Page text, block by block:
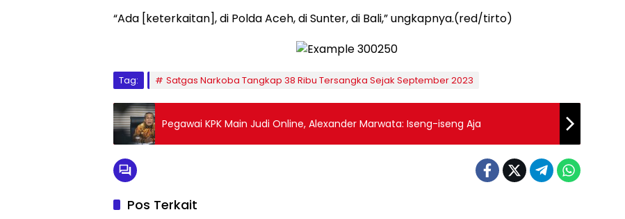
“Ada [keterkaitan], di Polda Aceh, di Sunter, di Bali,” ungkapnya.(red/tirto)
Tag: Satgas Narkoba Tangkap 38 Ribu Tersangka Sejak September 2023
Pegawai KPK Main Judi Online, Alexander Marwata: Iseng-iseng Aja
Pos Terkait